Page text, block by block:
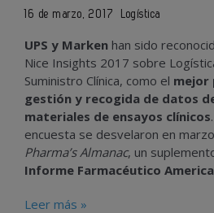
16 de marzo, 2017 Logística
UPS y Marken han sido
Nice Insights 2017 sobre
Suministro Clínica, como el mejor
gestión y recogida de datos
materiales de ensayos clínicos
encuesta se desvelaron en
Pharma’s Almanac, un
Informe Farmacéutico
Leer más »